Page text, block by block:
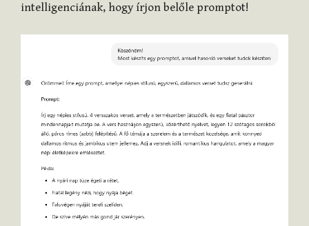
intelligenciának, hogy írjon belőle promptot!